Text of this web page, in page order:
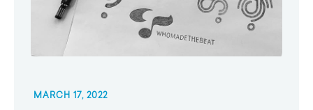
MARCH 17, 2022